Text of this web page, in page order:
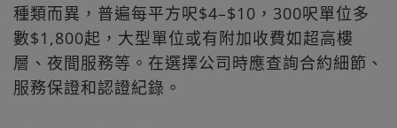
種類而異，普遍每平方呎$4–$10，300呎單位多
數$1,800起，大型單位或有附加收費如超高樓
層、夜間服務等。在選擇公司時應查詢合約細節、
服務保證和認證紀錄。